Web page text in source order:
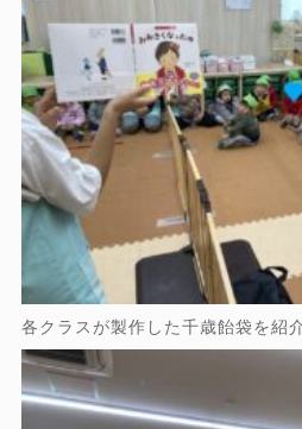
各クラスが製作した千歳飴袋を紹